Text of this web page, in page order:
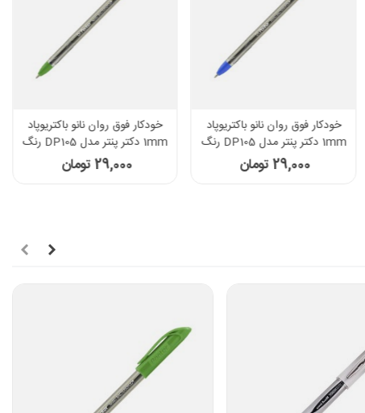
خودکار فوق روان نانو باکتریوپاد
1mm دکتر پنتر مدل DP105 رنگ
آبی29,000 تومان
خودکار فوق روان نانو باکتریوپاد
1mm دکتر پنتر مدل DP105 رنگ
سبز29,000 تومان